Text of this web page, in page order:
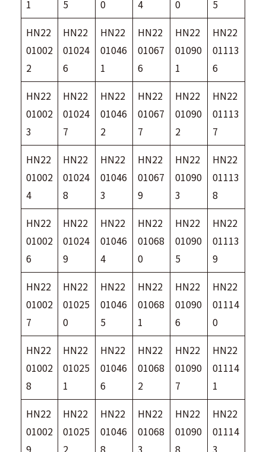
1
5
0
4
0
5
HN22
01002
2
HN22
01024
6
HN22
01046
1
HN22
01067
6
HN22
01090
1
HN22
01113
6
HN22
01002
3
HN22
01024
7
HN22
01046
2
HN22
01067
7
HN22
01090
2
HN22
01113
7
HN22
01002
4
HN22
01024
8
HN22
01046
3
HN22
01067
9
HN22
01090
3
HN22
01113
8
HN22
01002
6
HN22
01024
9
HN22
01046
4
HN22
01068
0
HN22
01090
5
HN22
01113
9
HN22
01002
7
HN22
01025
0
HN22
01046
5
HN22
01068
1
HN22
01090
6
HN22
01114
0
HN22
01002
8
HN22
01025
1
HN22
01046
6
HN22
01068
2
HN22
01090
7
HN22
01114
1
HN22
01002
HN22
01025
HN22
01046
HN22
01068
HN22
01090
HN22
01114